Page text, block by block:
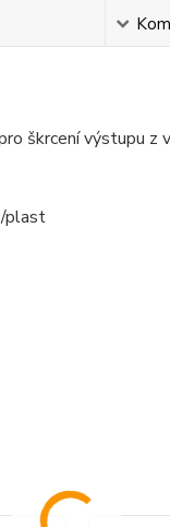
škrcení výstupu
plast